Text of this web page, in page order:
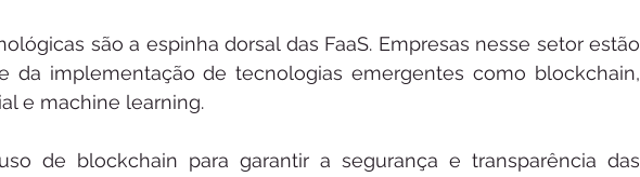
são a espinha dorsal das FaaS. Empresas nesse setor estão
da implementação de tecnologias emergentes como blockchain,
e machine learning.
de blockchain para garantir a segurança e transparência das